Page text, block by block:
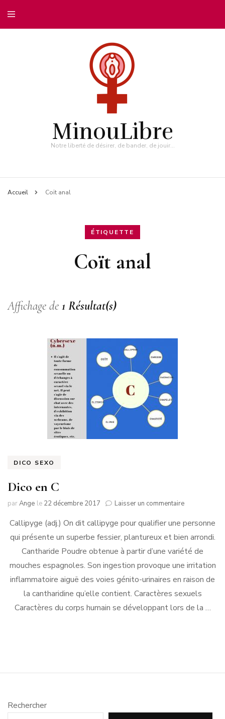
MinouLibre
Notre liberté de désirer, de bander, de jouir…
Accueil Coït anal
ÉTIQUETTE
Coït anal
Affichage de 1 Résultat(s)
DICO SEXO
Dico en C
parAnge le 22 décembre 2017 Laisser un commentairesur
en
Callipyge (adj.) On dit callipyge pour qualifier une personne
qui présente un superbe fessier, plantureux et bien arrondi.
Cantharide Poudre obtenue à partir d’une variété de
mouches espagnoles. Son ingestion provoque une irritation
inflammatoire aiguë des voies génito-urinaires en raison de
la cantharidine qu’elle contient. Caractères sexuels
Caractères du corps humain se développant lors de la …
Rechercher